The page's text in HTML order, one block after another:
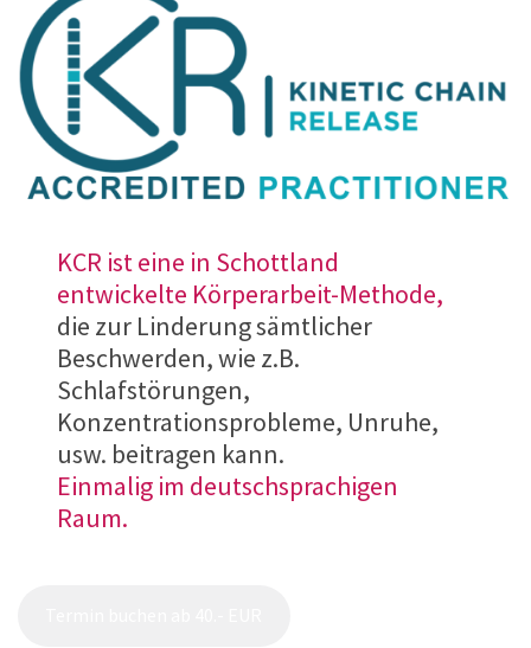
KCR ist eine in Schottland
entwickelte Körperarbeit-Methode,
die zur Linderung sämtlicher
Beschwerden, wie z.B.
Schlafstörungen,
Konzentrationsprobleme, Unruhe,
usw. beitragen kann.
Einmalig im deutschsprachigen
Raum.